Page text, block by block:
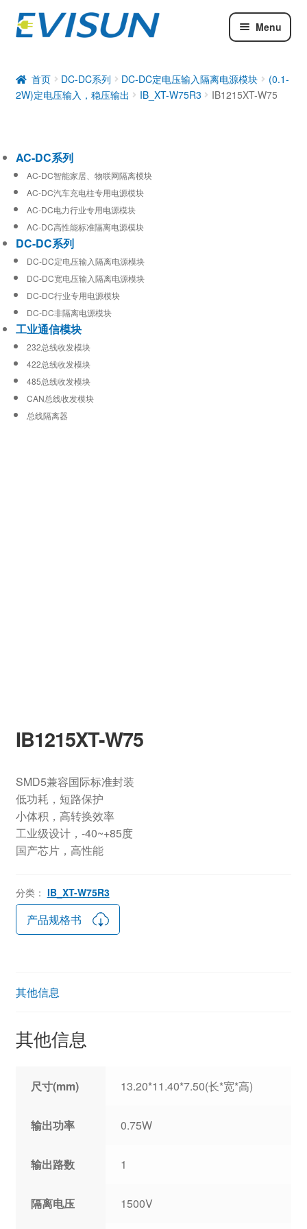
Menu
DC-DC系列
工业通信模块
首页 DC-DC系列 DC-DC定电压输入隔离电源模块
(0.1-
2W)定电压输入，稳压输出
IB_XT-W75R3 IB1215XT-W75
IB1215XT-W75
SMD5兼容国际标准封装
低功耗，短路保护
小体积，高转换效率
工业级设计，-40~+85度
国产芯片，高性能
分类： IB_XT-W75R3
产品规格书
其他信息
其他信息
尺寸(mm) 13.20*11.40*7.50(长*宽*高)
输出功率 0.75W
输出路数 1
隔离电压 1500V
AC-DC系列
AC-DC智能家居、物联网隔离模块
AC-DC汽车充电柱专用电源模块
AC-DC电力行业专用电源模块
AC-DC高性能标准隔离电源模块
DC-DC系列
DC-DC定电压输入隔离电源模块
DC-DC宽电压输入隔离电源模块
DC-DC行业专用电源模块
DC-DC非隔离电源模块
工业通信模块
232总线收发模块
422总线收发模块
485总线收发模块
CAN总线收发模块
总线隔离器